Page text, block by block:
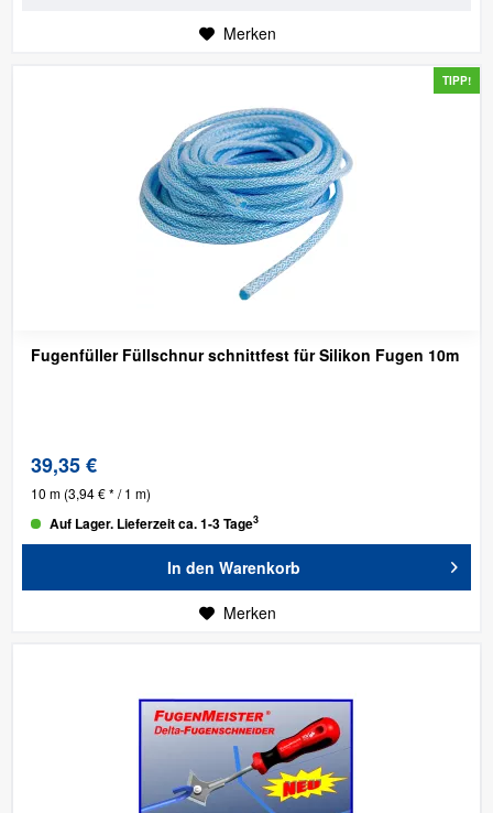
Merken
TIPP!
Fugenfüller Füllschnur schnittfest für Silikon Fugen 10m
39,35 €
10 m (3,94 € * / 1 m)
Auf Lager. Lieferzeit ca. 1-3 Tage3
In den Warenkorb
Merken